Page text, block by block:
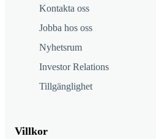
Kontakta oss
Jobba hos oss
Nyhetsrum
Investor Relations
Tillgänglighet
Villkor